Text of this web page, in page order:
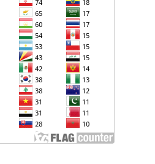
ԻՆՁ ՝ ՎԱՃԱՌԵԼ
ԹՐԱՄՓ
ԲԱՐՁՐ ԵՆ TRIPP-Ի
ԱՅՍ ՊԱՀԻՆ
ՂԱՐԱԲԱՂՅԱՆ